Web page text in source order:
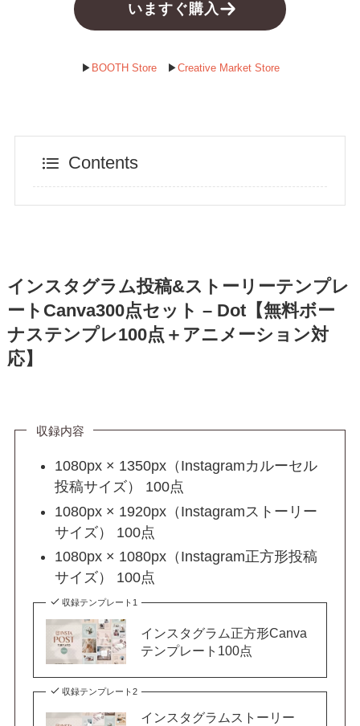
いますぐ購入
▶︎ BOOTH Store▶︎Creative Market Store
Contents
インスタグラム投稿&ストーリーテンプレ
ートCanva300点セット – Dot【無料ボー
ナステンプレ100点＋アニメーション対
応】
収録内容
1080px × 1350px（Instagramカルーセル
投稿サイズ） 100点
1080px × 1920px（Instagramストーリー
サイズ） 100点
1080px × 1080px（Instagram正方形投稿
サイズ） 100点
収録テンプレート1
インスタグラム正方形Canva
テンプレート100点
収録テンプレート2
インスタグラムストーリー